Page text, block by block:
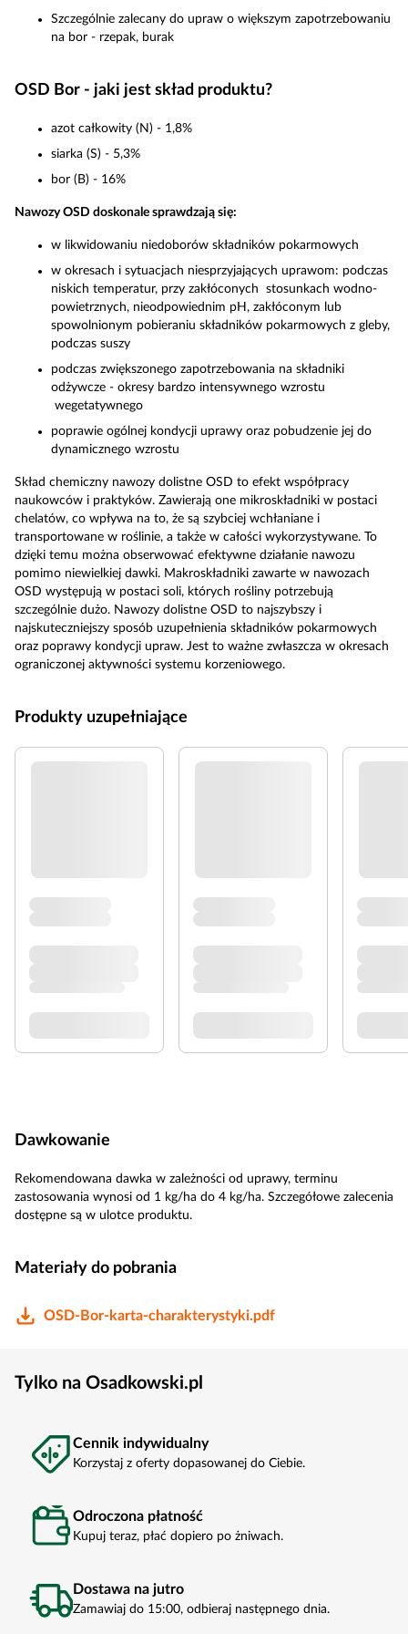
Szczególnie zalecany do upraw o większym zapotrzebowaniu
na bor - rzepak, burak
OSD Bor - jaki jest skład produktu?
azot całkowity (N) - 1,8%
siarka (S) - 5,3%
bor (B) - 16%
Nawozy OSD doskonale sprawdzają się:
w likwidowaniu niedoborów składników pokarmowych
w okresach i sytuacjach niesprzyjających uprawom: podczas
niskich temperatur, przy zakłóconych stosunkach wodno-
powietrznych, nieodpowiednim pH, zakłóconym lub
spowolnionym pobieraniu składników pokarmowych z gleby,
podczas suszy
podczas zwiększonego zapotrzebowania na składniki
odżywcze - okresy bardzo intensywnego wzrostu
wegetatywnego
poprawie ogólnej kondycji uprawy oraz pobudzenie jej do
dynamicznego wzrostu
Skład chemiczny nawozy dolistne OSD to efekt współpracy
naukowców i praktyków. Zawierają one mikroskładniki w postaci
chelatów, co wpływa na to, że są szybciej wchłaniane i
transportowane w roślinie, a także w całości wykorzystywane. To
dzięki temu można obserwować efektywne działanie nawozu
pomimo niewielkiej dawki. Makroskładniki zawarte w nawozach
OSD występują w postaci soli, których rośliny potrzebują
szczególnie dużo. Nawozy dolistne OSD to najszybszy i
najskuteczniejszy sposób uzupełnienia składników pokarmowych
oraz poprawy kondycji upraw. Jest to ważne zwłaszcza w okresach
ograniczonej aktywności systemu korzeniowego.
Produkty uzupełniające
Dawkowanie
Rekomendowana dawka w zależności od uprawy, terminu
zastosowania wynosi od 1 kg/ha do 4 kg/ha. Szczegółowe zalecenia
dostępne są w ulotce produktu.
Materiały do pobrania
OSD-Bor-karta-charakterystyki.pdf
Tylko na Osadkowski.pl
Cennik indywidualny
Korzystaj z oferty dopasowanej do Ciebie.
Odroczona płatność
Kupuj teraz, płać dopiero po żniwach.
Dostawa na jutro
Zamawiaj do 15:00, odbieraj następnego dnia.